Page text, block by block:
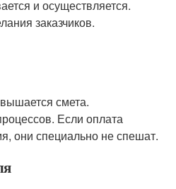
и осуществляется.
заказчиков.
смета.
Если оплата
они специально не спешат.